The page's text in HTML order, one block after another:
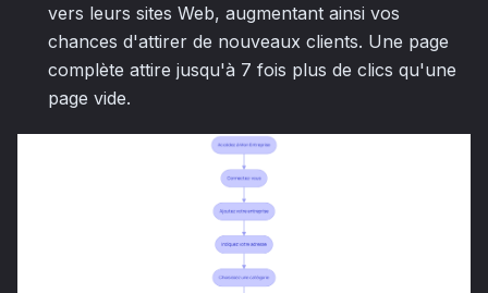
vers leurs sites Web, augmentant ainsi vos
chances d'attirer de nouveaux clients. Une page
complète attire jusqu'à 7 fois plus de clics qu'une
page vide.